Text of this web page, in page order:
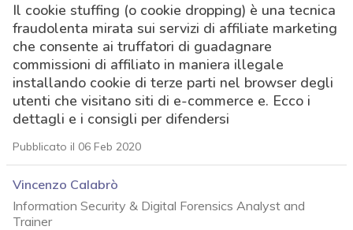
Il cookie stuffing (o cookie dropping) è una tecnica
fraudolenta mirata sui servizi di affiliate marketing
che consente ai truffatori di guadagnare
commissioni di affiliato in maniera illegale
installando cookie di terze parti nel browser degli
utenti che visitano siti di e-commerce e. Ecco i
dettagli e i consigli per difendersi
Pubblicato il 06 Feb 2020
Vincenzo Calabrò
Information Security & Digital Forensics Analyst and
Trainer